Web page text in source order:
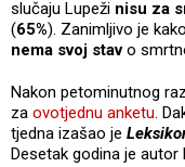
slučaju Lupeži nisu za
(65%). Zanimljivo je
nema svoj stavo
Nakon petominutnog
za ovotjednu anketu.
tjedna izašao je
Desetak godina je autor